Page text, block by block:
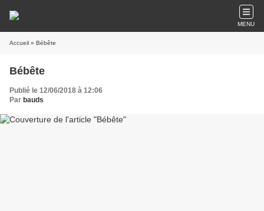
MENU
Accueil » Bébête
Bébête
Publié le 12/06/2018 à 12:06
Par bauds